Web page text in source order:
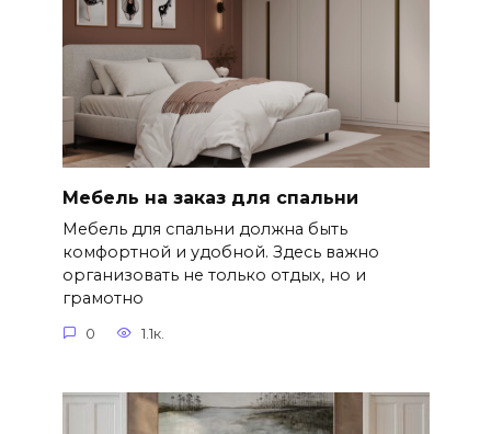
Мебель на заказ для спальни
Мебель для спальни должна быть
комфортной и удобной. Здесь важно
организовать не только отдых, но и
грамотно
0 1.1к.